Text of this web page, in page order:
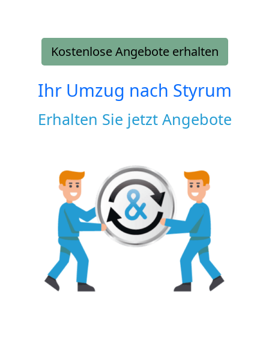
Kostenlose Angebote erhalten
Ihr Umzug nach Styrum
Erhalten Sie jetzt Angebote